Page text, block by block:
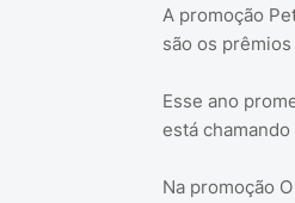
A promoção
são os
Esse ano
está
Na promoção